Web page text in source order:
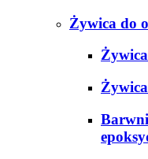
Żywica do